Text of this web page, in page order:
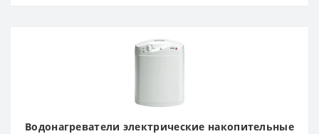
Водонагреватели электрические накопительные